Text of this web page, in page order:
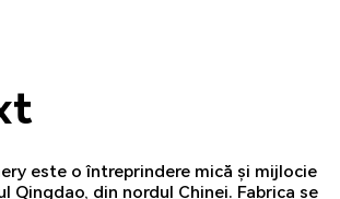
este o întreprindere mică și mijlocie
Qingdao, din nordul Chinei. Fabrica se